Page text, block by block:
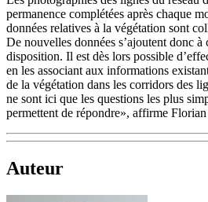
permanence complétées après chaque
données relatives à la végétation sont
De nouvelles données s’ajoutent donc à
disposition. Il est dès lors possible
en les associant aux informations
de la végétation dans les corridors des
ne sont ici que les questions les plus
permettent de répondre», affirme
Auteur